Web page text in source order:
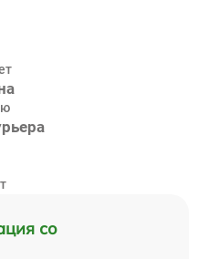
со